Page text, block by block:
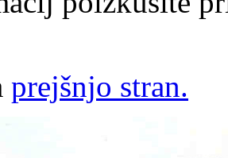
prejšnjo stran.